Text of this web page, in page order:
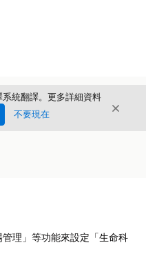
統翻譯。更多詳細資料
不要現在 結束
理」等功能來設定「生命科